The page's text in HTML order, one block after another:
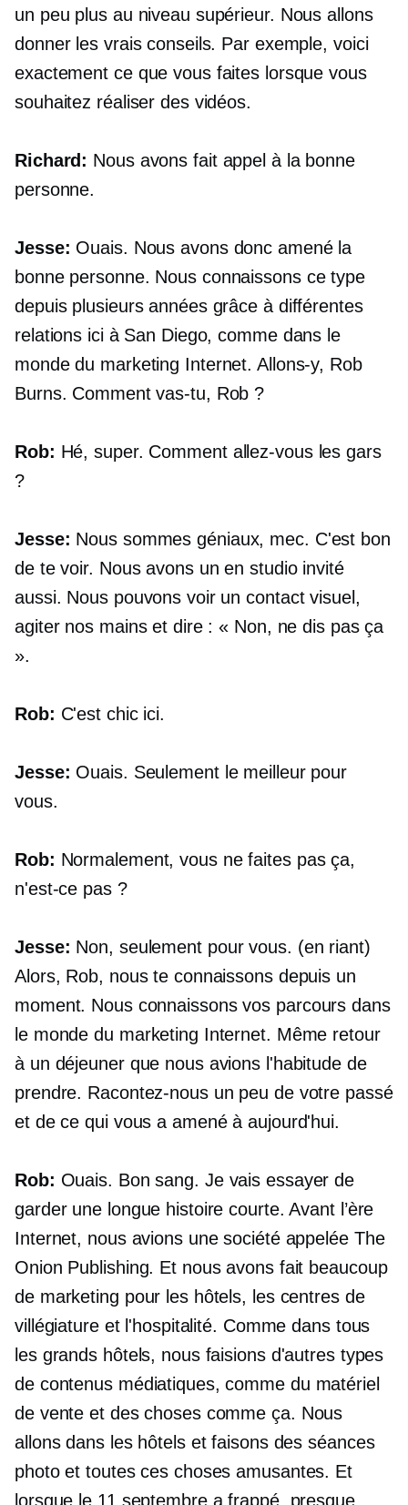
un peu plus au niveau supérieur. Nous allons
donner les vrais conseils. Par exemple, voici
exactement ce que vous faites lorsque vous
souhaitez réaliser des vidéos.
Richard: Nous avons fait appel à la bonne
personne.
Jesse: Ouais. Nous avons donc amené la
bonne personne. Nous connaissons ce type
depuis plusieurs années grâce à différentes
relations ici à San Diego, comme dans le
monde du marketing Internet. Allons-y, Rob
Burns. Comment vas-tu, Rob ?
Rob: Hé, super. Comment allez-vous les gars
?
Jesse: Nous sommes géniaux, mec. C'est bon
de te voir. Nous avons unen studioinvité
aussi. Nous pouvons voir un contact visuel,
agiter nos mains et dire : « Non, ne dis pas ça
».
Rob: C'est chic ici.
Jesse: Ouais. Seulement le meilleur pour
vous.
Rob: Normalement, vous ne faites pas ça,
n'est-ce pas ?
Jesse: Non, seulement pour vous. (en riant)
Alors, Rob, nous te connaissons depuis un
moment. Nous connaissons vos parcours dans
le monde du marketing Internet. Même retour
à un déjeuner que nous avions l'habitude de
prendre. Racontez-nous un peu de votre passé
et de ce qui vous a amené à aujourd'hui.
Rob: Ouais. Bon sang. Je vais essayer de
garder une longue histoire courte. Avant l’ère
Internet, nous avions une société appelée The
Onion Publishing. Et nous avons fait beaucoup
de marketing pour les hôtels, les centres de
villégiature et l'hospitalité. Comme dans tous
les grands hôtels, nous faisions d'autres types
de contenus médiatiques, comme du matériel
de vente et des choses comme ça. Nous
allons dans les hôtels et faisons des séances
photo et toutes ces choses amusantes. Et
lorsque le 11 septembre a frappé, presque